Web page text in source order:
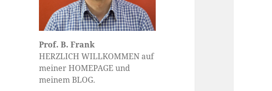
Prof. B. Frank
HERZLICH WILLKOMMEN auf
meiner HOMEPAGE und
meinem BLOG.